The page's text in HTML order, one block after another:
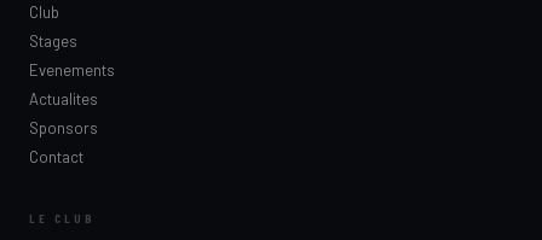
Club
Stages
Evenements
Actualites
Sponsors
Contact
LE CLUB